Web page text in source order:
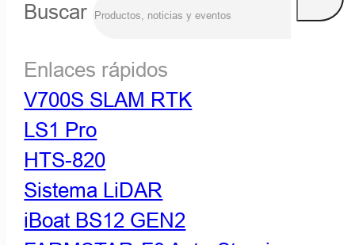
Buscar
Enlaces rápidos
V700S SLAM RTK
LS1 Pro
HTS-820
Sistema LiDAR
iBoat BS12 GEN2